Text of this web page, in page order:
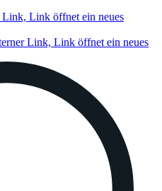
Link, Link öffnet ein neues
Link, Link öffnet ein neues